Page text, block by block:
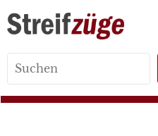
for: